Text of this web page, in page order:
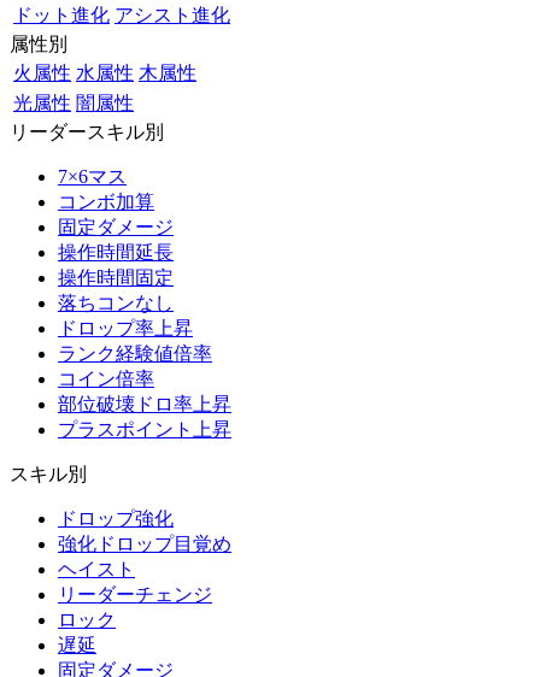
ドット進化 アシスト進化
属性別
火属性 水属性 木属性
光属性 闇属性
リーダースキル別
7×6マス
コンボ加算
固定ダメージ
操作時間延長
操作時間固定
落ちコンなし
ドロップ率上昇
ランク経験値倍率
コイン倍率
部位破壊ドロ率上昇
プラスポイント上昇
スキル別
ドロップ強化
強化ドロップ目覚め
ヘイスト
リーダーチェンジ
ロック
遅延
固定ダメージ